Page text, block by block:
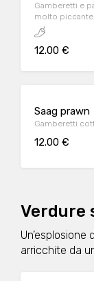
Gamberetti e
molto
12.00 €
Saag prawn
Gamberetti
12.00 €
Verdure
arricchite da